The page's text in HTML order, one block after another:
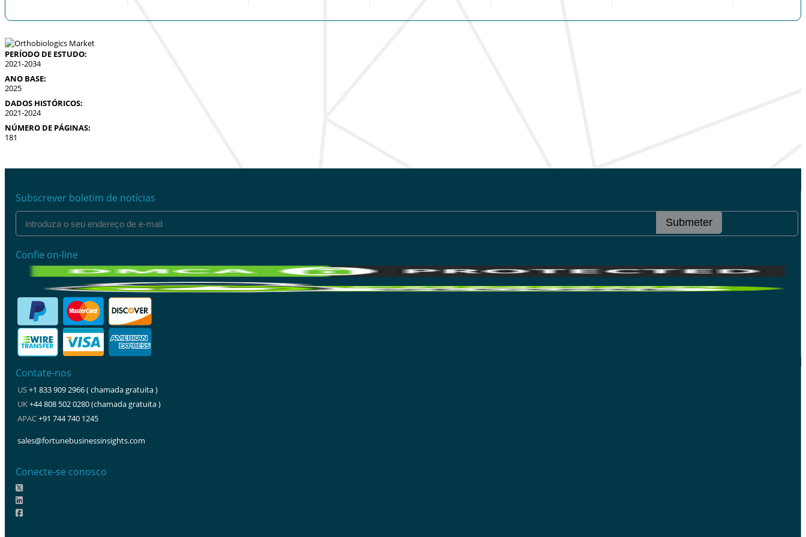
PERÍODO DE ESTUDO:
2021-2034
ANO BASE:
2025
DADOS HISTÓRICOS:
2021-2024
NÚMERO DE PÁGINAS:
181
Subscrever boletim de notícias
Submeter
Confie on-line
Contate-nos
US+1 833 909 2966 ( chamada gratuita )
UK+44 808 502 0280 (chamada gratuita )
APAC+91 744 740 1245
sales@fortunebusinessinsights.com
Conecte-se conosco